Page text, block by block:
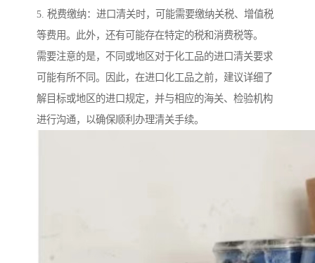
5. 税费缴纳：进口清关时，可能需要缴纳关税、增值税
等费用。此外，还有可能存在特定的税和消费税等。
需要注意的是，不同或地区对于化工品的进口清关要求
可能有所不同。因此，在进口化工品之前，建议详细了
解目标或地区的进口规定，并与相应的海关、检验机构
进行沟通，以确保顺利办理清关手续。